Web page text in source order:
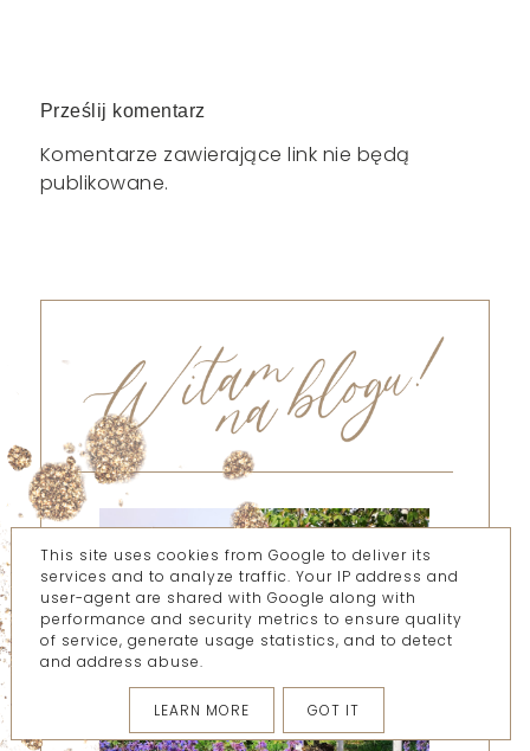
Prześlij komentarz
Komentarze zawierające link nie będą
publikowane.
This site uses cookies from Google to deliver its
services and to analyze traffic. Your IP address and
user-agent are shared with Google along with
performance and security metrics to ensure quality
of service, generate usage statistics, and to detect
and address abuse.
LEARN MORE GOT IT